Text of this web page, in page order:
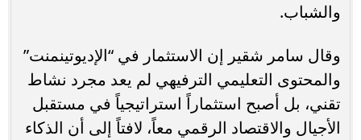
والشباب.
وقال سامر شقير إن الاستثمار في “الإديوتينمنت”
والمحتوى التعليمي الترفيهي لم يعد مجرد نشاط
تقني، بل أصبح استثماراً استراتيجياً في مستقبل
الأجيال والاقتصاد الرقمي معاً، لافتاً إلى أن الذكاء